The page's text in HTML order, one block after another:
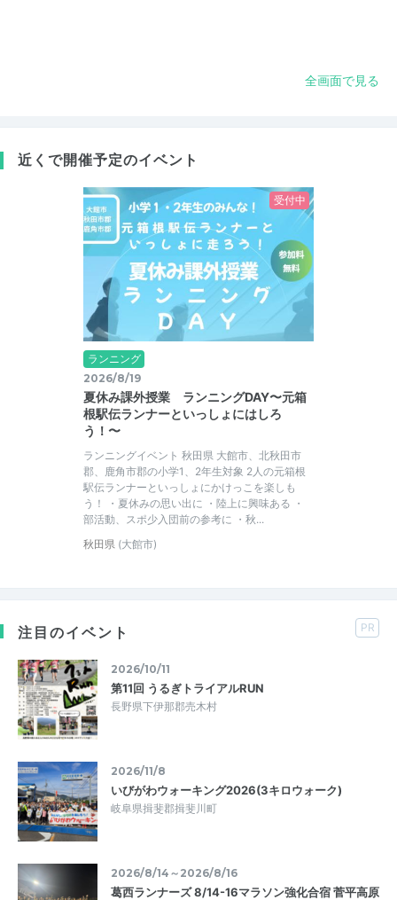
全画面で見る
近くで開催予定のイベント
受付中
ランニング
2026/8/19
夏休み課外授業 ランニングDAY〜元箱
根駅伝ランナーといっしょにはしろ
う！〜
ランニングイベント 秋田県 大館市、北秋田市
郡、鹿角市郡の小学1、2年生対象 2人の元箱根
駅伝ランナーといっしょにかけっこを楽しも
う！ ・夏休みの思い出に ・陸上に興味ある ・
部活動、スポ少入団前の参考に ・秋...
秋田県 (大館市)
注目のイベント PR
2026/10/11
第11回 うるぎトライアルRUN
長野県下伊那郡売木村
2026/11/8
いびがわウォーキング2026(3キロウォーク)
岐阜県揖斐郡揖斐川町
2026/8/14～2026/8/16
葛西ランナーズ 8/14-16マラソン強化合宿 菅平高原